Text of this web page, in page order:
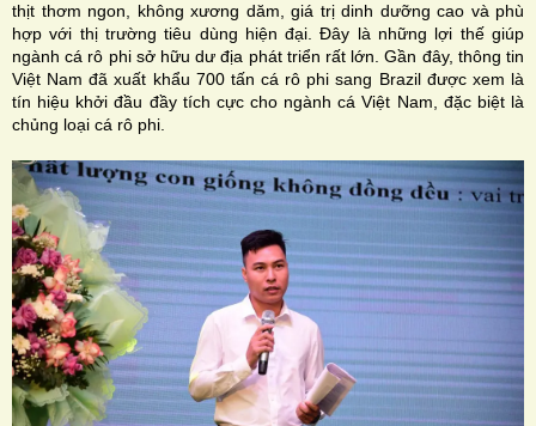
thịt thơm ngon, không xương dăm, giá trị dinh dưỡng cao và phù
hợp với thị trường tiêu dùng hiện đại. Đây là những lợi thế giúp
ngành cá rô phi sở hữu dư địa phát triển rất lớn. Gần đây, thông tin
Việt Nam đã xuất khẩu 700 tấn cá rô phi sang Brazil được xem là
tín hiệu khởi đầu đầy tích cực cho ngành cá Việt Nam, đặc biệt là
chủng loại cá rô phi.